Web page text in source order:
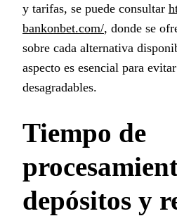
y tarifas, se puede consultar
bankonbet.com/, donde se
sobre cada alternativa
aspecto es esencial para
desagradables.
Tiempo de
depósitos y